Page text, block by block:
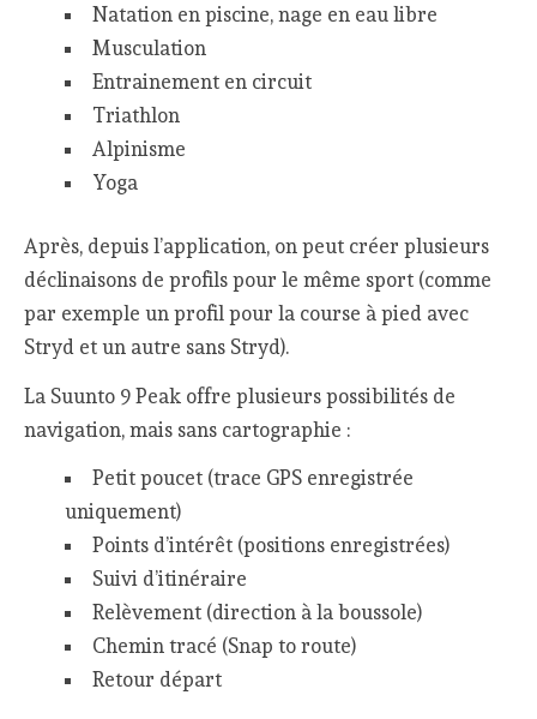
Natation en piscine, nage en eau libre
Musculation
Entrainement en circuit
Triathlon
Alpinisme
Yoga
Après, depuis l’application, on peut créer plusieurs
déclinaisons de profils pour le même sport (comme
par exemple un profil pour la course à pied avec
Stryd et un autre sans Stryd).
La Suunto 9 Peak offre plusieurs possibilités de
navigation, mais sans cartographie :
Petit poucet (trace GPS enregistrée
uniquement)
Points d’intérêt (positions enregistrées)
Suivi d’itinéraire
Relèvement (direction à la boussole)
Chemin tracé (Snap to route)
Retour départ